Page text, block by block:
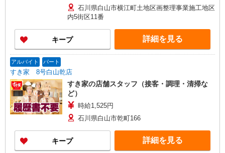
＋150円
石川県白山市横江町土地区画整理事業施工地区
内5街区11番
キープ 詳細を見る
アルバイト パート
すき家 8号白山乾店
すき家の店舗スタッフ（接客・調理・清掃な
ど）
時給1,525円
石川県白山市乾町166
キープ 詳細を見る